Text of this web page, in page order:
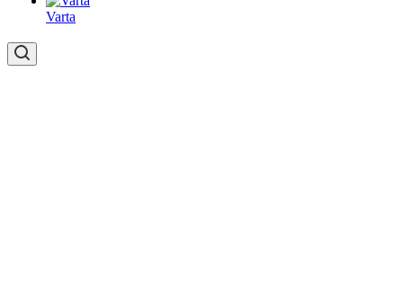
Varta